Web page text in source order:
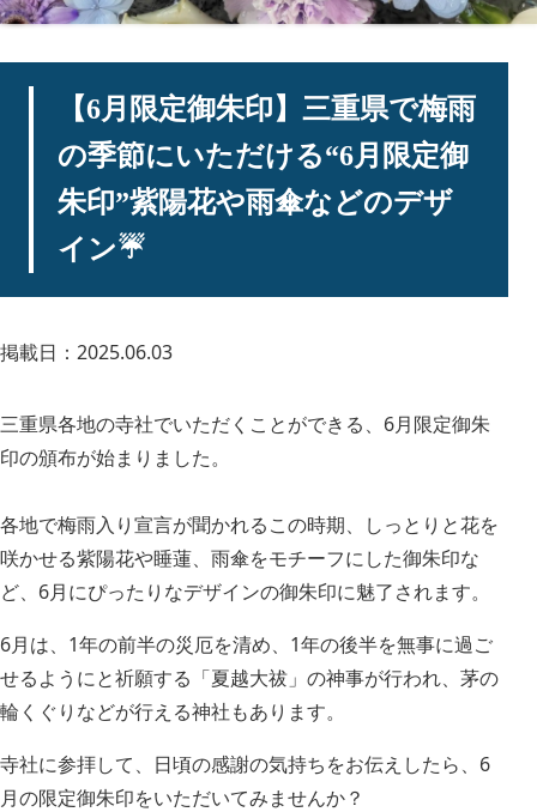
【6月限定御朱印】三重県で梅雨
の季節にいただける“6月限定御
朱印”紫陽花や雨傘などのデザ
イン☔
掲載日：2025.06.03
三重県各地の寺社でいただくことができる、6月限定御朱
印の頒布が始まりました。
各地で梅雨入り宣言が聞かれるこの時期、しっとりと花を
咲かせる紫陽花や睡蓮、雨傘をモチーフにした御朱印な
ど、6月にぴったりなデザインの御朱印に魅了されます。
6月は、1年の前半の災厄を清め、1年の後半を無事に過ご
せるようにと祈願する「夏越大祓」の神事が行われ、茅の
輪くぐりなどが行える神社もあります。
寺社に参拝して、日頃の感謝の気持ちをお伝えしたら、6
月の限定御朱印をいただいてみませんか？